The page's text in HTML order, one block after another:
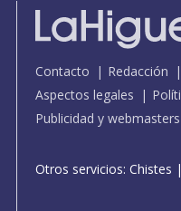
Contacto Redacción
Aspectos legales
Publicidad y webmasters
Otros servicios: Chistes |